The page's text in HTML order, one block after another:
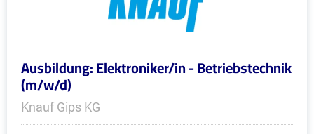
Ausbildung: Elektroniker/in - Betriebstechnik
(m/w/d)
Knauf Gips KG